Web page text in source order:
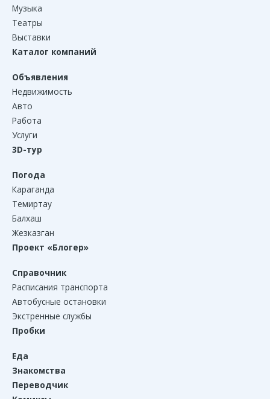
Музыка
Театры
Выставки
Каталог компаний
Объявления
Недвижимость
Авто
Работа
Услуги
3D-тур
Погода
Караганда
Темиртау
Балхаш
Жезказган
Проект «Блогер»
Справочник
Расписания транспорта
Автобусные остановки
Экстренные службы
Пробки
Еда
Знакомства
Переводчик